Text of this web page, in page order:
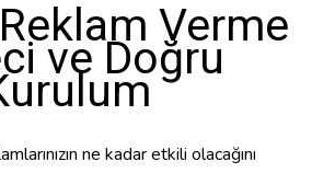
Verme
ve Doğru
ne kadar etkili olacağını